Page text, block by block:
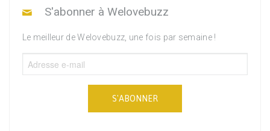
S'abonner à Welovebuzz
Le meilleur de Welovebuzz, une fois par semaine !
S'ABONNER